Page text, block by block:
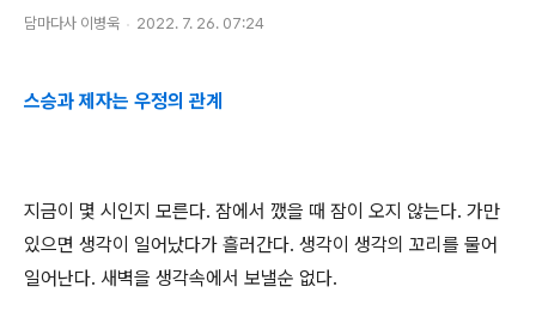
담마다사 이병욱 2022. 7. 26. 07:24
스승과 제자는 우정의 관계
지금이 몇 시인지 모른다. 잠에서 깼을 때 잠이 오지 않는다. 가만
있으면 생각이 일어났다가 흘러간다. 생각이 생각의 꼬리를 물어
일어난다. 새벽을 생각속에서 보낼순 없다.